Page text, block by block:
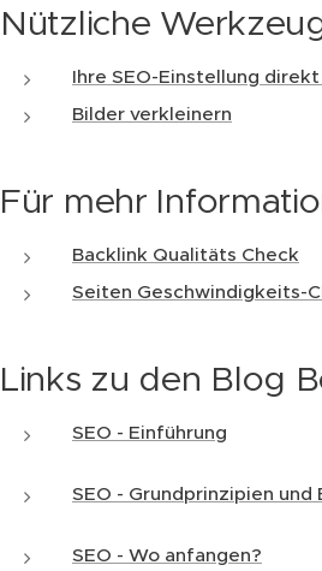
Nützliche
Ihre SEO-Einstellung
Bilder verkleinern
Für mehr
Backlink Qualitäts Check
Seiten Geschwindigkeits-
Links zu den Blog
SEO - Einführung
SEO - Grundprinzipien und
SEO - Wo anfangen?